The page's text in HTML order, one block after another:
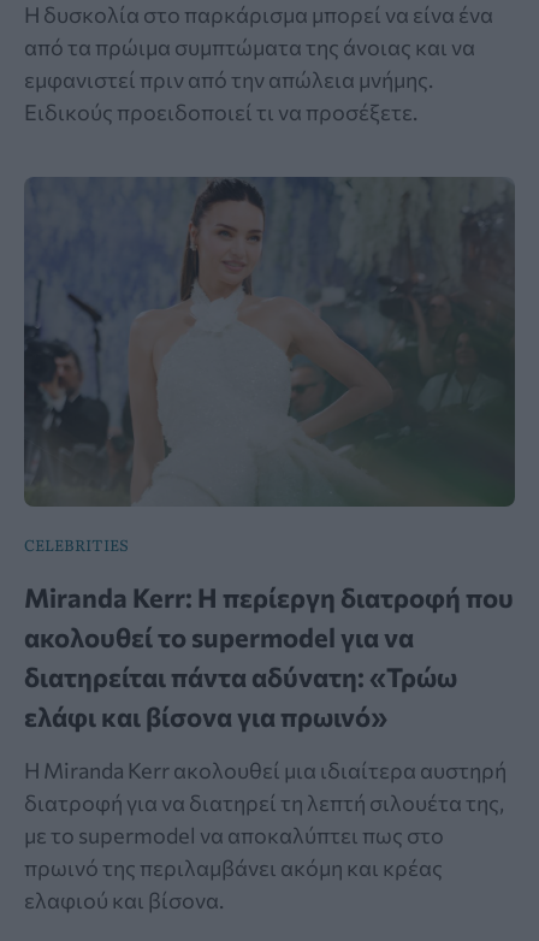
Η δυσκολία στο παρκάρισμα μπορεί να είνα ένα
από τα πρώιμα συμπτώματα της άνοιας και να
εμφανιστεί πριν από την απώλεια μνήμης.
Ειδικούς προειδοποιεί τι να προσέξετε.
CELEBRITIES
Miranda Kerr: Η περίεργη διατροφή που
ακολουθεί το supermodel για να
διατηρείται πάντα αδύνατη: «Τρώω
ελάφι και βίσονα για πρωινό»
Η Miranda Kerr ακολουθεί μια ιδιαίτερα αυστηρή
διατροφή για να διατηρεί τη λεπτή σιλουέτα της,
με το supermodel να αποκαλύπτει πως στο
πρωινό της περιλαμβάνει ακόμη και κρέας
ελαφιού και βίσονα.